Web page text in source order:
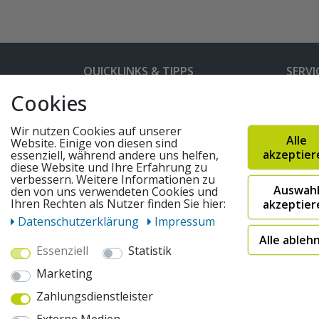
QUICKLINKS & TIPPS
Kunden-Login
Partnerprogramm
Marken
FAQ
Widerruf absenden
© 2026 pentagonsports.de
Daten­schutz­erklärung
Cookies
Wir nutzen Cookies auf unserer
Website. Einige von diesen sind
essenziell, während andere uns helfen,
diese Website und Ihre Erfahrung zu
verbessern. Weitere Informationen zu
den von uns verwendeten Cookies und
Ihren Rechten als Nutzer finden Sie hier:
Daten­schutz­erklärung
Impressum
Essenziell
Statistik
Marketing
Zahlungsdienstleister
Alle
Auswahl
Alle